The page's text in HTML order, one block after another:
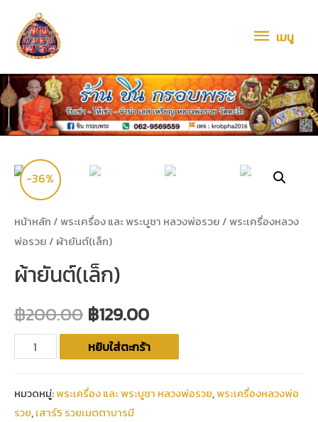
เมนู
-36%
หน้าหลัก /พระเครื่อง และ พระบูชา หลวงพ่อรวย /พระเครื่องหลวง
พ่อรวย / ผ้ายันต์(เล็ก)
ผ้ายันต์(เล็ก)
฿200.00 ฿129.00
หยิบใส่ตะกร้า
หมวดหมู่:พระเครื่อง และ พระบูชา หลวงพ่อรวย,พระเครื่องหลวงพ่อ
รวย,เสาร์5 รวยเมตตาบารมี